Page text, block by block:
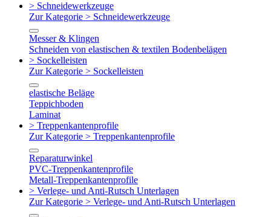
> Schneidewerkzeuge
Zur Kategorie > Schneidewerkzeuge
Messer & Klingen
Schneiden von elastischen & textilen Bodenbelägen
> Sockelleisten
Zur Kategorie > Sockelleisten
elastische Beläge
Teppichboden
Laminat
> Treppenkantenprofile
Zur Kategorie > Treppenkantenprofile
Reparaturwinkel
PVC-Treppenkantenprofile
Metall-Treppenkantenprofile
> Verlege- und Anti-Rutsch Unterlagen
Zur Kategorie > Verlege- und Anti-Rutsch Unterlagen